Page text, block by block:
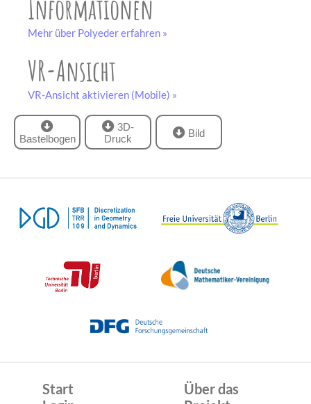
Informationen
Mehr über Polyeder erfahren »
VR-Ansicht
VR-Ansicht aktivieren (Mobile) »
Bastelbogen
3D-
Druck
Bild
Start
Über das